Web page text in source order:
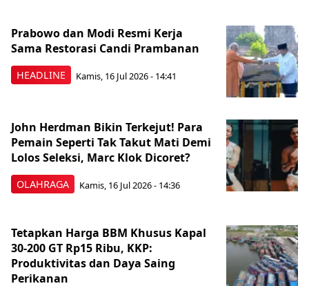
HEADLINE
Prabowo dan Modi Resmi Kerja
Sama Restorasi Candi Prambanan
Kamis, 16 Jul 2026 - 14:41
OLAHRAGA
John Herdman Bikin Terkejut! Para
Pemain Seperti Tak Takut Mati Demi
Lolos Seleksi, Marc Klok Dicoret?
Kamis, 16 Jul 2026 - 14:36
Tetapkan Harga BBM Khusus Kapal
30-200 GT Rp15 Ribu, KKP:
Produktivitas dan Daya Saing
Perikanan